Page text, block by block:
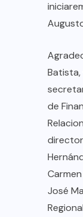
Batista,
de
director
José